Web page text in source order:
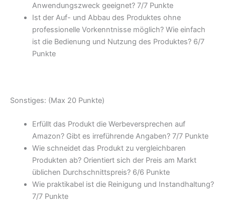
Anwendungszweck geeignet? 7/7 Punkte
Ist der Auf- und Abbau des Produktes ohne
professionelle Vorkenntnisse möglich? Wie einfach
ist die Bedienung und Nutzung des Produktes? 6/7
Punkte
Sonstiges: (Max 20 Punkte)
Erfüllt das Produkt die Werbeversprechen auf
Amazon? Gibt es irreführende Angaben? 7/7 Punkte
Wie schneidet das Produkt zu vergleichbaren
Produkten ab? Orientiert sich der Preis am Markt
üblichen Durchschnittspreis? 6/6 Punkte
Wie praktikabel ist die Reinigung und Instandhaltung?
7/7 Punkte